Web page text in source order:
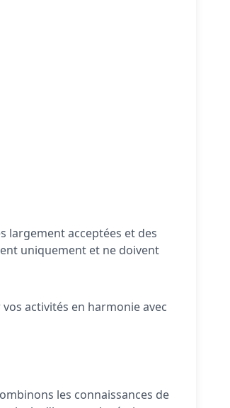
largement acceptées et des
uniquement et ne doivent
activités en harmonie avec
les connaissances de